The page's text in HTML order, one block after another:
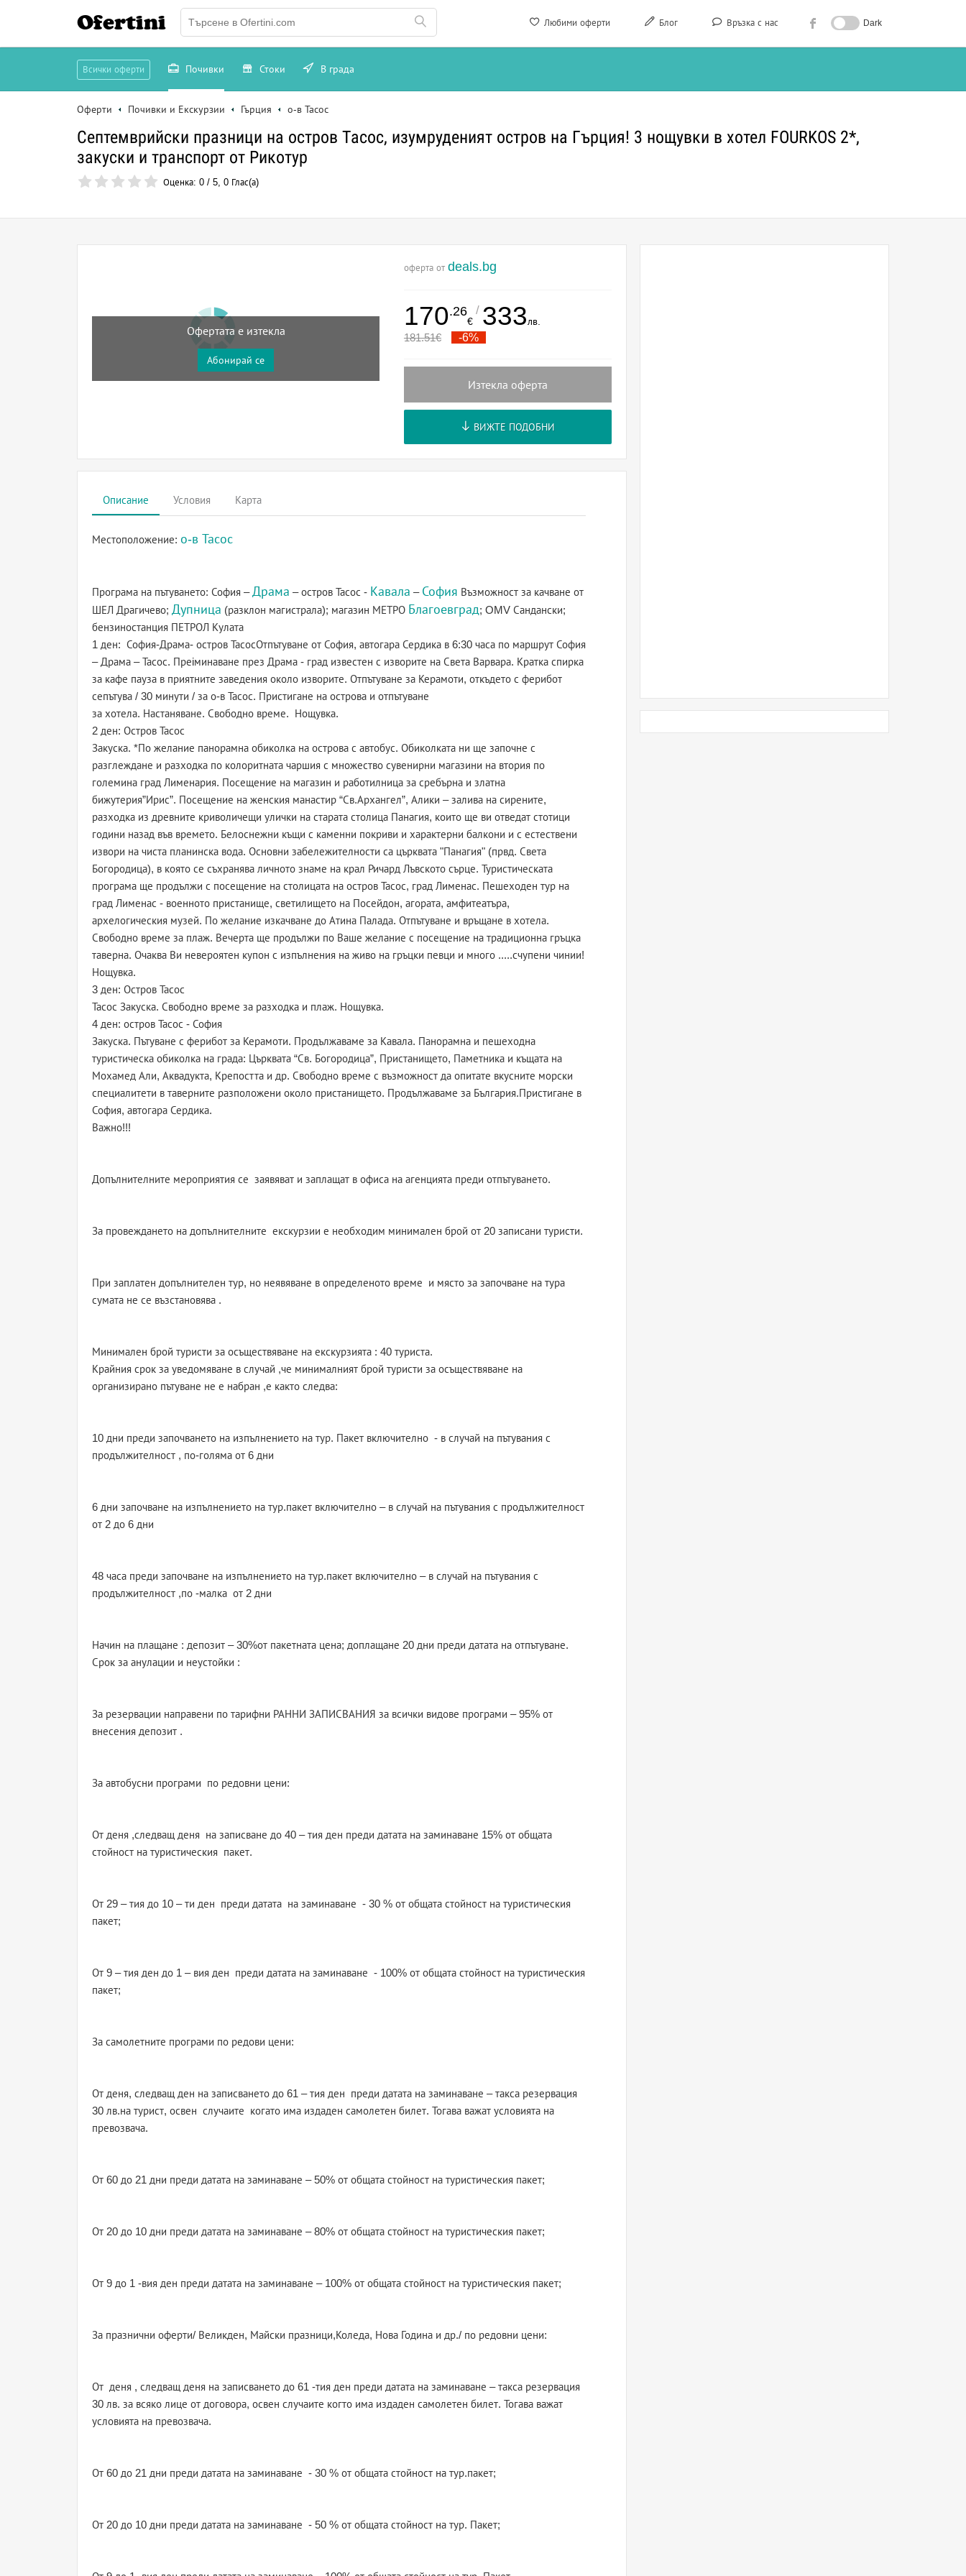
Любими оферти Блог Връзка с нас Dark
Ofertini
Всички оферти Почивки Стоки В града
Оферти Почивки и Екскурзии Гърция о-в Тасос
Септемврийски празници на остров Тасос, изумруденият остров на Гърция! 3 нощувки в хотел FOURKOS 2*,
закуски и транспорт от Рикотур
Оценка: 0 / 5, 0 Глас(а)
Офертата е изтекла
Абонирай се
оферта от deals.bg
170.26
€
/ 333лв.
181.51€ -6%
Изтекла оферта
ВИЖТЕ ПОДОБНИ
Описание Условия Карта
Местоположение: о-в Тасос
Програма на пътуването: София –Драма – остров Тасос - Кавала – София Възможност за качване от
ШЕЛ Драгичево; Дупница (разклон магистрала); магазин МЕТРО Благоевград; OMV Сандански;
бензиностанция ПЕТРОЛ Кулата
1 ден: София-Драма- остров ТасосОтпътуване от София, автогара Сердика в 6:30 часа по маршрут София
– Драма – Тасос. Преiминаване през Драма - град известен с изворите на Света Варвара. Кратка спирка
за кафе пауза в приятните заведения около изворите. Отпътуване за Керамоти, откъдето с ферибот
сепътува / 30 минути / за о-в Тасос. Пристигане на острова и отпътуване
за хотела. Настаняване. Свободно време. Нощувка.
2 ден: Остров Тасос
Закуска. *По желание панорамна обиколка на острова с автобус. Обиколката ни ще започне с
разглеждане и разходка по колоритната чаршия с множество сувенирни магазини на втория по
големина град Лименария. Посещение на магазин и работилница за сребърна и златна
бижутерия”Ирис”. Посещение на женския манастир “Св.Архангел”, Алики – залива на сирените,
разходка из древните криволичещи улички на старата столица Панагия, които ще ви отведат стотици
години назад във времето. Белоснежни къщи с каменни покриви и характерни балкони и с естествени
извори на чиста планинска вода. Основни забележителности са църквата "Панагия" (првд. Света
Богородица), в която се съхранява личното знаме на крал Ричард Лъвското сърце. Туристическата
програма ще продължи с посещение на столицата на остров Тасос, град Лименас. Пешеходен тур на
град Лименас - военното пристанище, светилището на Посейдон, агората, амфитеатъра,
архелогическия музей. По желание изкачване до Атина Палада. Отпътуване и връщане в хотела.
Свободно време за плаж. Вечерта ще продължи по Ваше желание с посещение на традиционна гръцка
таверна. Очаква Ви невероятен купон с изпълнения на живо на гръцки певци и много .....счупени чинии!
Нощувка.
3 ден: Остров Тасос
Тасос Закуска. Свободно време за разходка и плаж. Нощувка.
4 ден: остров Тасос - София
Закуска. Пътуване с ферибот за Керамоти. Продължаваме за Кавала. Панорамна и пешеходна
туристическа обиколка на града: Църквата “Св. Богородица”, Пристанището, Паметника и къщата на
Мохамед Али, Аквадукта, Крепостта и др. Свободно време с възможност да опитате вкусните морски
специалитети в таверните разположени около пристанището. Продължаваме за България.Пристигане в
София, автогара Сердика.
Важно!!!
Допълнителните мероприятия се заявяват и заплащат в офиса на агенцията преди отпътуването.
За провеждането на допълнителните екскурзии е необходим минимален брой от 20 записани туристи.
При заплатен допълнителен тур, но неявяване в определеното време и място за започване на тура
сумата не се възстановява .
Минимален брой туристи за осъществяване на екскурзията : 40 туриста.
Крайния срок за уведомяване в случай ,че минималният брой туристи за осъществяване на
организирано пътуване не е набран ,е както следва:
10 дни преди започването на изпълнението на тур. Пакет включително - в случай на пътувания с
продължителност , по-голяма от 6 дни
6 дни започване на изпълнението на тур.пакет включително – в случай на пътувания с продължителност
от 2 до 6 дни
48 часа преди започване на изпълнението на тур.пакет включително – в случай на пътувания с
продължителност ,по -малка от 2 дни
Начин на плащане : депозит – 30%от пакетната цена; доплащане 20 дни преди датата на отпътуване.
Срок за анулации и неустойки :
За резервации направени по тарифни РАННИ ЗАПИСВАНИЯ за всички видове програми – 95% от
внесения депозит .
За автобусни програми по редовни цени:
От деня ,следващ деня на записване до 40 – тия ден преди датата на заминаване 15% от общата
стойност на туристическия пакет.
От 29 – тия до 10 – ти ден преди датата на заминаване - 30 % от общата стойност на туристическия
пакет;
От 9 – тия ден до 1 – вия ден преди датата на заминаване - 100% от общата стойност на туристическия
пакет;
За самолетните програми по редови цени:
От деня, следващ ден на записването до 61 – тия ден преди датата на заминаване – такса резервация
30 лв.на турист, освен случаите когато има издаден самолетен билет. Тогава важат условията на
превозвача.
От 60 до 21 дни преди датата на заминаване – 50% от общата стойност на туристическия пакет;
От 20 до 10 дни преди датата на заминаване – 80% от общата стойност на туристическия пакет;
От 9 до 1 -вия ден преди датата на заминаване – 100% от общата стойност на туристическия пакет;
За празнични оферти/ Великден, Майски празници,Коледа, Нова Година и др./ по редовни цени:
От деня , следващ деня на записването до 61 -тия ден преди датата на заминаване – такса резервация
30 лв. за всяко лице от договора, освен случаите когто има издаден самолетен билет. Тогава важат
условията на превозвача.
От 60 до 21 дни преди датата на заминаване - 30 % от общата стойност на тур.пакет;
От 20 до 10 дни преди датата на заминаване - 50 % от общата стойност на тур. Пакет;